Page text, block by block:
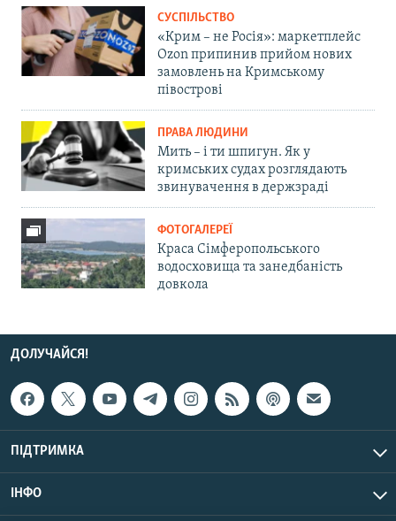
СУСПІЛЬСТВО
«Крим – не Росія»: маркетплейс
Ozon припинив прийом нових
замовлень на Кримському
півострові
ПРАВА ЛЮДИНИ
Мить – і ти шпигун. Як у
кримських судах розглядають
звинувачення в держзраді
ФОТОГАЛЕРЕЇ
Краса Сімферопольського
водосховища та занедбаність
довкола
ДОЛУЧАЙСЯ!
ПІДТРИМКА
ІНФО